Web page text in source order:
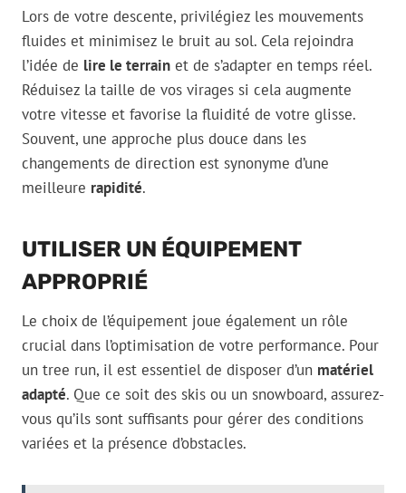
Lors de votre descente, privilégiez les mouvements
fluides et minimisez le bruit au sol. Cela rejoindra
l’idée de lire le terrain et de s’adapter en temps réel.
Réduisez la taille de vos virages si cela augmente
votre vitesse et favorise la fluidité de votre glisse.
Souvent, une approche plus douce dans les
changements de direction est synonyme d’une
meilleure rapidité.
UTILISER UN ÉQUIPEMENT
APPROPRIÉ
Le choix de l’équipement joue également un rôle
crucial dans l’optimisation de votre performance. Pour
un tree run, il est essentiel de disposer d’un matériel
adapté. Que ce soit des skis ou un snowboard, assurez-
vous qu’ils sont suffisants pour gérer des conditions
variées et la présence d’obstacles.